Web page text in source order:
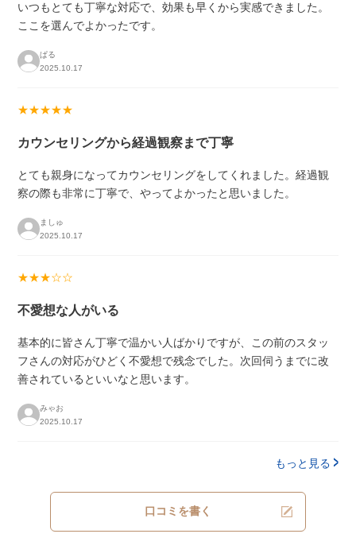
いつもとても丁寧な対応で、効果も早くから実感できました。
ここを選んでよかったです。
ぱる
2025.10.17
★★★★★
カウンセリングから経過観察まで丁寧
とても親身になってカウンセリングをしてくれました。経過観
察の際も非常に丁寧で、やってよかったと思いました。
ましゅ
2025.10.17
★★★☆☆
不愛想な人がいる
基本的に皆さん丁寧で温かい人ばかりですが、この前のスタッ
フさんの対応がひどく不愛想で残念でした。次回伺うまでに改
善されているといいなと思います。
みゃお
2025.10.17
もっと見る
口コミを書く